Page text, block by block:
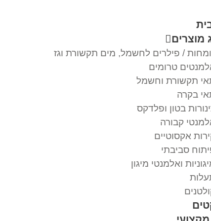
מוצרים
/ פילרים לחשמל, מים תקשורת וגז
טרומים
תקשורת וחשמל
בקרה
בטון ופלדקס
קבורה
אקסוטיים
סביבתי
ואלמנטי מיגון